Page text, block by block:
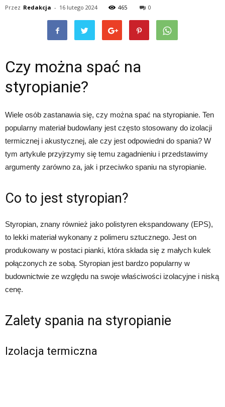
Przez Redakcja - 16 lutego 2024 465 0
Czy można spać na
styropianie?
Wiele osób zastanawia się, czy można spać na styropianie. Ten
popularny materiał budowlany jest często stosowany do izolacji
termicznej i akustycznej, ale czy jest odpowiedni do spania? W
tym artykule przyjrzymy się temu zagadnieniu i przedstawimy
argumenty zarówno za, jak i przeciwko spaniu na styropianie.
Co to jest styropian?
Styropian, znany również jako polistyren ekspandowany (EPS),
to lekki materiał wykonany z polimeru sztucznego. Jest on
produkowany w postaci pianki, która składa się z małych kulek
połączonych ze sobą. Styropian jest bardzo popularny w
budownictwie ze względu na swoje właściwości izolacyjne i niską
cenę.
Zalety spania na styropianie
Izolacja termiczna